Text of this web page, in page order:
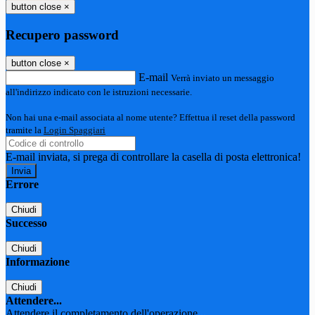
button close ×
Recupero password
button close ×
E-mail Verrà inviato un messaggio
all'indirizzo indicato con le istruzioni necessarie.
Non hai una e-mail associata al nome utente? Effettua il reset della password
tramite la Login Spaggiari
E-mail inviata, si prega di controllare la casella di posta elettronica!
Errore
Chiudi
Successo
Chiudi
Informazione
Chiudi
Attendere...